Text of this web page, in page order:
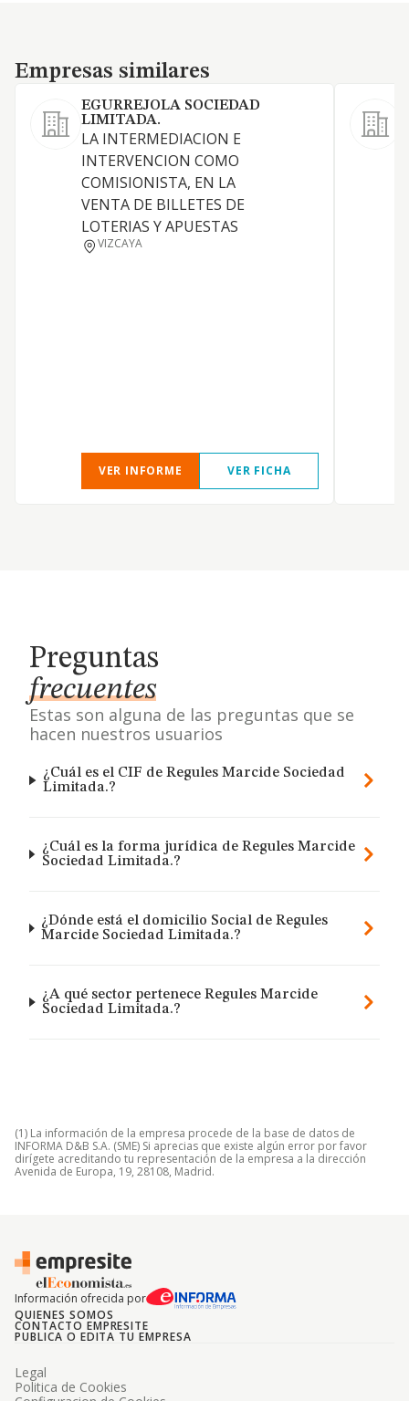
Empresas similares
Empresas similares
EGURREJOLA SOCIEDAD
LIMITADA.
LA INTERMEDIACION E
INTERVENCION COMO
COMISIONISTA, EN LA
VENTA DE BILLETES DE
LOTERIAS Y APUESTAS
VIZCAYA
VER INFORME VER FICHA
Preguntas
frecuentes
Estas son alguna de las preguntas que se
hacen nuestros usuarios
¿Cuál es el CIF de Regules Marcide Sociedad
Limitada.?
¿Cuál es la forma jurídica de Regules Marcide
Sociedad Limitada.?
¿Dónde está el domicilio Social de Regules
Marcide Sociedad Limitada.?
¿A qué sector pertenece Regules Marcide
Sociedad Limitada.?
(1) La información de la empresa procede de la base de datos de
INFORMA D&B S.A. (SME) Si aprecias que existe algún error por favor
dirígete acreditando tu representación de la empresa a la dirección
Avenida de Europa, 19, 28108, Madrid.
Información ofrecida por
QUIENES SOMOS
CONTACTO EMPRESITE
PUBLICA O EDITA TU EMPRESA
Legal
Politica de Cookies